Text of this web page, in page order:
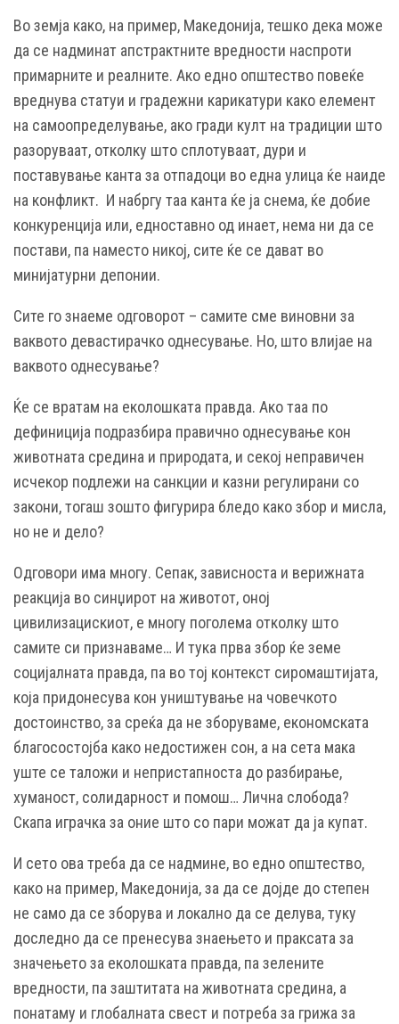
Во земја како, на пример, Македонија, тешко дека може
да се надминат апстрактните вредности наспроти
примарните и реалните. Ако едно општество повеќе
вреднува статуи и градежни карикатури како елемент
на самоопределување, ако гради култ на традиции што
разоруваат, отколку што сплотуваат, дури и
поставување канта за отпадоци во една улица ќе наиде
на конфликт. И набргу таа канта ќе ја снема, ќе добие
конкуренција или, едноставно од инает, нема ни да се
постави, па наместо никој, сите ќе се дават во
минијатурни депонии.
Сите го знаеме одговорот – самите сме виновни за
ваквото девастирачко однесување. Но, што влијае на
ваквото однесување?
Ќе се вратам на еколошката правда. Ако таа по
дефиниција подразбира правично однесување кон
животната средина и природата, и секој неправичен
исчекор подлежи на санкции и казни регулирани со
закони, тогаш зошто фигурира бледо како збор и мисла,
но не и дело?
Одговори има многу. Сепак, зависноста и верижната
реакција во синџирот на животот, оној
цивилизацискиот, е многу поголема отколку што
самите си признаваме… И тука прва збор ќе земе
социјалната правда, па во тој контекст сиромаштијата,
која придонесува кон уништување на човечкото
достоинство, за среќа да не зборуваме, економската
благосостојба како недостижен сон, а на сета мака
уште се таложи и непристапноста до разбирање,
хуманост, солидарност и помош… Лична слобода?
Скапа играчка за оние што со пари можат да ја купат.
И сето ова треба да се надмине, во едно општество,
како на пример, Македонија, за да се дојде до степен
не само да се зборува и локално да се делува, туку
доследно да се пренесува знаењето и праксата за
значењето за еколошката правда, па зелените
вредности, па заштитата на животната средина, а
понатаму и глобалната свест и потреба за грижа за